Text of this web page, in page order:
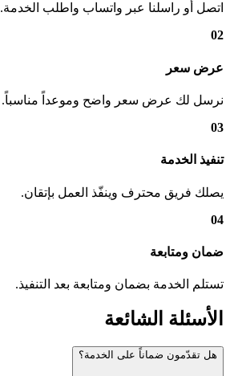
اتصل أو راسلنا عبر واتساب واطلب الخدمة.
02
عرض سعر
نرسل لك عرض سعر واضح وموعداً مناسباً.
03
تنفيذ الخدمة
يصلك فريق محترف وينفّذ العمل بإتقان.
04
ضمان ومتابعة
تستلم الخدمة بضمان ومتابعة بعد التنفيذ.
الأسئلة الشائعة
هل تقدّمون ضماناً على الخدمة؟